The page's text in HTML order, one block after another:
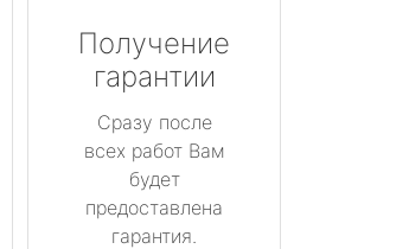
Получение
гарантии
Сразу после
всех работ Вам
будет
предоставлена
гарантия.